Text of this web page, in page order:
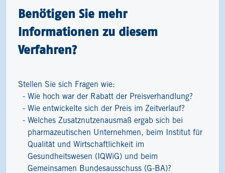
Benötigen Sie mehr
Informationen zu diesem
Verfahren?
Stellen Sie sich Fragen wie:
Wie hoch war der Rabatt der Preisverhandlung?
Wie entwickelte sich der Preis im Zeitverlauf?
Welches Zusatznutzenausmaß ergab sich bei
pharmazeutischen Unternehmen, beim Institut für
Qualität und Wirtschaftlichkeit im
Gesundheitswesen (IQWiG) und beim
Gemeinsamen Bundesausschuss (G-BA)?